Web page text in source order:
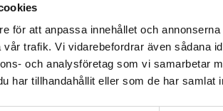
för att anpassa innehållet och
trafik. Vi vidarebefordrar även sådana
och analysföretag som vi samarbetar
har tillhandahållit eller som de har samlat